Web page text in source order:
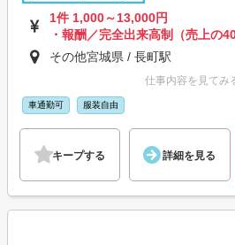
1件 1,000～13,000円
・報酬／完全出来高制（売上の
その他宮城県 / 長町駅
仕事内容を見てみ
車通勤可 服装自由
キープする 詳細を見る